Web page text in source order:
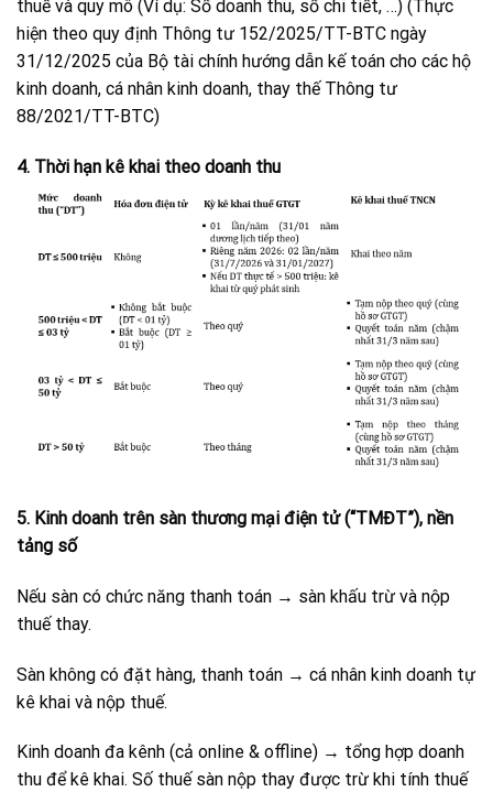
thuế và quy mô (Ví dụ: Sổ doanh thu, sổ chi tiết, …) (Thực
hiện theo quy định Thông tư 152/2025/TT-BTC ngày
31/12/2025 của Bộ tài chính hướng dẫn kế toán cho các hộ
kinh doanh, cá nhân kinh doanh, thay thế Thông tư
88/2021/TT-BTC)
4. Thời hạn kê khai theo doanh thu
5. Kinh doanh trên sàn thương mại điện tử (“TMĐT”), nền
tảng số
Nếu sàn có chức năng thanh toán → sàn khấu trừ và nộp
thuế thay.
Sàn không có đặt hàng, thanh toán → cá nhân kinh doanh tự
kê khai và nộp thuế.
Kinh doanh đa kênh (cả online & offline) → tổng hợp doanh
thu để kê khai. Số thuế sàn nộp thay được trừ khi tính thuế